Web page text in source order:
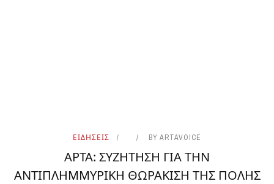
ΕΙΔΗΣΕΙΣ BY ARTAVOICE
ΑΡΤΑ: ΣΥΖΗΤΗΣΗ ΓΙΑ ΤΗΝ
ΑΝΤΙΠΛΗΜΜΥΡΙΚΗ ΘΩΡΑΚΙΣΗ ΤΗΣ ΠΟΛΗΣ